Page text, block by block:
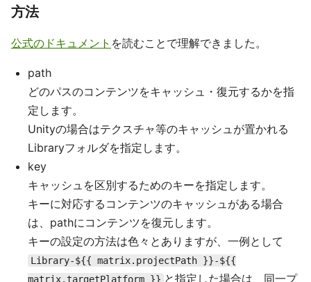
方法
公式のドキュメント を読むことで理解できました。
path
どのパスのコンテンツをキャッシュ・復元するかを指
定します。
Unityの場合はテクスチャ等のキャッシュが置かれる
Libraryフォルダを指定します。
key
キャッシュを区別するためのキーを指定します。
キーに対応するコンテンツのキャッシュがある場合
は、pathにコンテンツを復元します。
キーの設定の方法は色々とありますが、一例として
Library-${{ matrix.projectPath }}-${{
matrix.targetPlatform }} と指定した場合は、同一プ